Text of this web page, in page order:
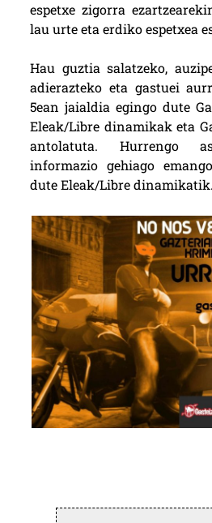
espetxe zigorra
lau urte eta erdiko espetxea
Hau guztia salatzeko,
adierazteko eta gastuei
5ean jaialdia egingo dute
Eleak/Libre dinamikak eta G
antolatuta. Hurrengo
informazio gehiago
dute Eleak/Libre dinamikatik.